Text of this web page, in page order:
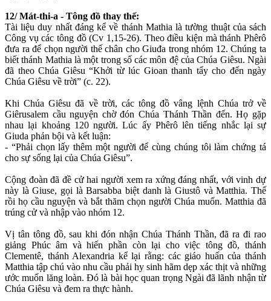
12/ Mát-thi-a - Tông đồ thay thế:
Tài liệu duy nhất đáng kể về thánh Mathia là tường thuật của sách
Công vụ các tông đồ (Cv 1,15-26). Theo điều kiện mà thánh Phêrô
đưa ra để chọn người thế chân cho Giuđa trong nhóm 12. Chúng ta
biết thánh Mathia là một trong số các môn đệ của Chúa Giêsu. Ngài
đã theo Chúa Giêsu “Khởi từ lúc Gioan thanh tẩy cho đến ngày
Chúa Giêsu về trời” (c. 22).
Khi Chúa Giêsu đã về trời, các tông đồ vâng lệnh Chúa trở về
Giêrusalem cầu nguyện chờ đón Chúa Thánh Thần đến. Họ gặp
nhau lại khoảng 120 người. Lúc ấy Phêrô lên tiếng nhắc lại sự
Giuda phản bội và kết luận:
- “Phải chọn lấy thêm một người để cùng chúng tôi làm chứng tá
cho sự sống lại của Chúa Giêsu”.
Cộng đoàn đã đề cử hai người xem ra xứng đáng nhất, với vinh dự
này là Giuse, gọi là Barsabba biệt danh là Giustô và Matthia. Thế
rồi họ cầu nguyện và bắt thăm chọn người Chúa muốn. Matthia đã
trúng cử và nhập vào nhóm 12.
Vị tân tông đồ, sau khi đón nhận Chúa Thánh Thần, đã ra đi rao
giảng Phúc âm và hiến phần còn lại cho việc tông đồ, thánh
Clementê, thánh Alexandria kể lại rằng: các giáo huấn của thánh
Matthia tập chú vào nhu cầu phải hy sinh hãm dẹp xác thịt và những
ước muốn lăng loàn. Đó là bài học quan trọng Ngài đã lãnh nhận từ
Chúa Giêsu và đem ra thực hành.